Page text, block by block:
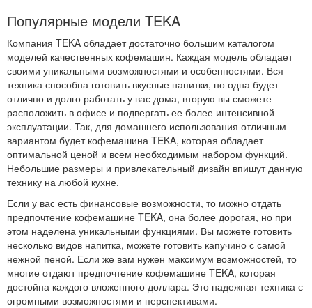
Популярные модели TEKA
Компания TEKA обладает достаточно большим каталогом
моделей качественных кофемашин. Каждая модель обладает
своими уникальными возможностями и особенностями. Вся
техника способна готовить вкусные напитки, но одна будет
отлично и долго работать у вас дома, вторую вы сможете
расположить в офисе и подвергать ее более интенсивной
эксплуатации. Так, для домашнего использования отличным
вариантом будет кофемашина TEKA, которая обладает
оптимальной ценой и всем необходимым набором функций.
Небольшие размеры и привлекательный дизайн впишут данную
технику на любой кухне.
Если у вас есть финансовые возможности, то можно отдать
предпочтение кофемашине TEKA, она более дорогая, но при
этом наделена уникальными функциями. Вы можете готовить
несколько видов напитка, можете готовить капучино с самой
нежной пеной. Если же вам нужен максимум возможностей, то
многие отдают предпочтение кофемашине TEKA, которая
достойна каждого вложенного доллара. Это надежная техника с
огромными возможностями и перспективами.